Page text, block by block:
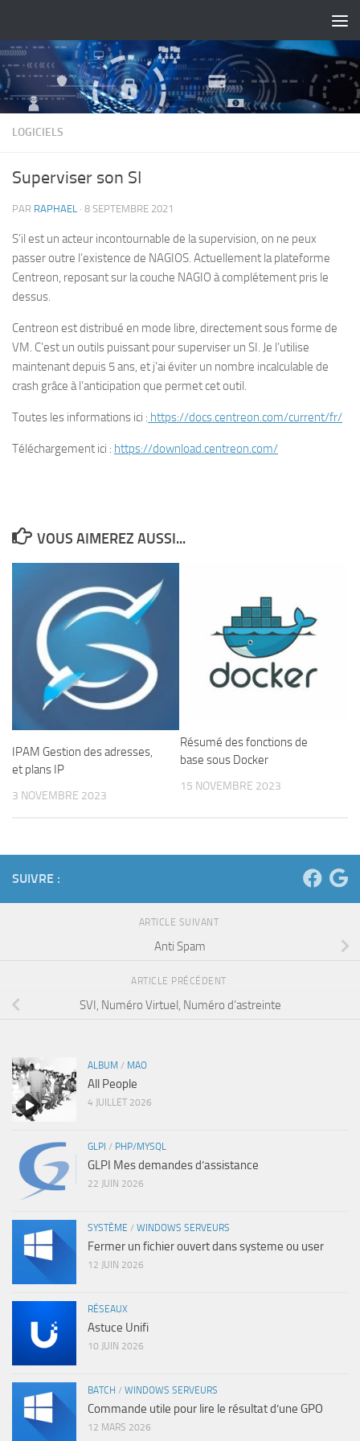
LOGICIELS
Superviser son SI
PAR RAPHAEL · 8 SEPTEMBRE 2021
S’il est un acteur incontournable de la supervision, on ne peux
passer outre l’existence de NAGIOS. Actuellement la plateforme
Centreon, reposant sur la couche NAGIO à complétement pris le
dessus.
Centreon est distribué en mode libre, directement sous forme de
VM. C’est un outils puissant pour superviser un SI. Je l’utilise
maintenant depuis 5 ans, et j’ai éviter un nombre incalculable de
crash grâce à l’anticipation que permet cet outil.
Toutes les informations ici : https://docs.centreon.com/current/fr/
Téléchargement ici : https://download.centreon.com/
VOUS AIMEREZ AUSSI...
IPAM Gestion des adresses,
et plans IP
3 NOVEMBRE 2023
Résumé des fonctions de
base sous Docker
15 NOVEMBRE 2023
SUIVRE :
ARTICLE SUIVANT
Anti Spam
ARTICLE PRÉCÉDENT
SVI, Numéro Virtuel, Numéro d’astreinte
ALBUM / MAO
All People
4 JUILLET 2026
GLPI / PHP/MYSQL
GLPI Mes demandes d’assistance
22 JUIN 2026
SYSTÈME / WINDOWS SERVEURS
Fermer un fichier ouvert dans systeme ou user
12 JUIN 2026
RÉSEAUX
Astuce Unifi
10 JUIN 2026
BATCH / WINDOWS SERVEURS
Commande utile pour lire le résultat d’une GPO
12 MARS 2026